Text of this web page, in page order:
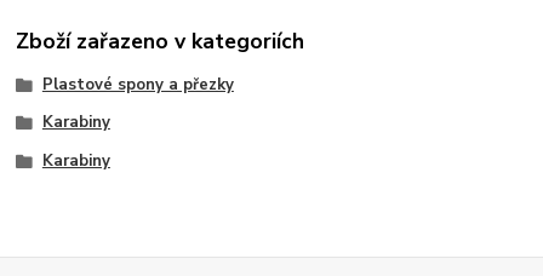
Zboží zařazeno v kategoriích
Plastové spony a přezky
Karabiny
Karabiny